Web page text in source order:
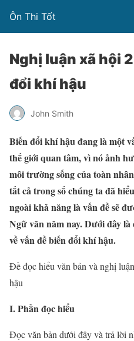
Ôn Thi Tốt
Nghị luận xã hội
đổi khí hậu
John Smith
Biến đổi khí hậu đang là một
thế giới quan tâm, vì nó ảnh
môi trường sống của toàn
tất cả trong số chúng ta đã
ngoài khả năng là vấn đề sẽ
Ngữ văn năm nay. Dưới đây
về vấn đề biến đổi khí hậu.
Đề đọc hiểu văn bản và nghị
hậu
I. Phần đọc hiểu
Đọc văn bản dưới đây và trả lời